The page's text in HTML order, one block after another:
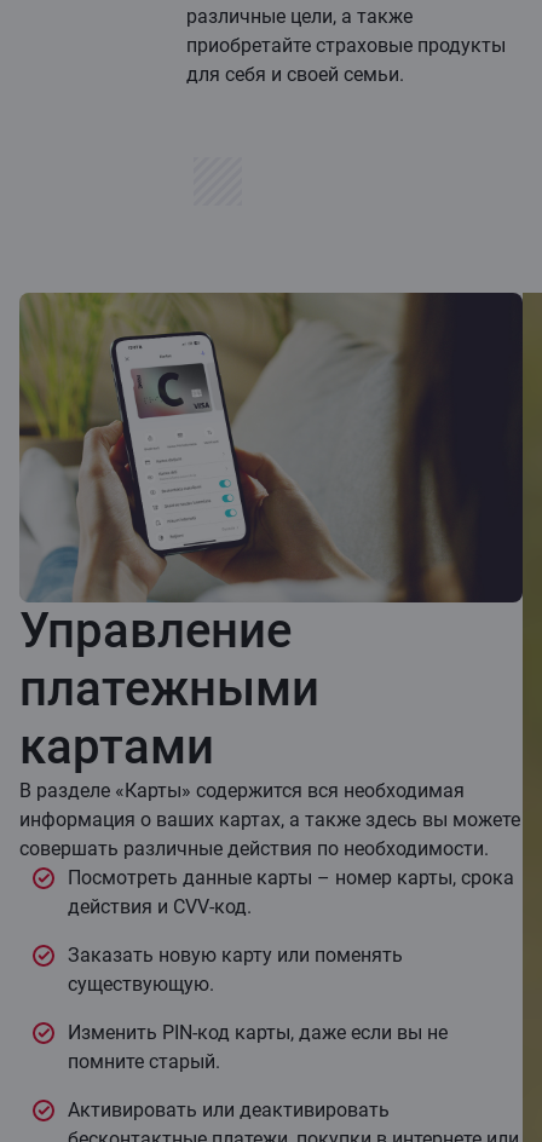
различные цели, а также
приобретайте страховые продукты
для себя и своей семьи.
Управление
платежными
картами
В разделе «Карты» содержится вся необходимая
информация о ваших картах, а также здесь вы можете
совершать различные действия по необходимости.
Посмотреть данные карты – номер карты, срока
действия и CVV-код.
Заказать новую карту или поменять
существующую.
Изменить PIN-код карты, даже если вы не
помните старый.
Активировать или деактивировать